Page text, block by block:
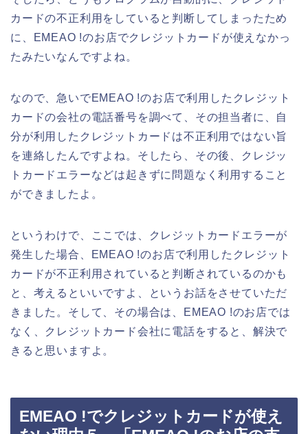
カードの不正利用をしていると判断してしまったため
に、EMEAO !のお店でクレジットカードが使えなかっ
たみたいなんですよね。
なので、急いでEMEAO !のお店で利用したクレジット
カードの会社の電話番号を調べて、その担当者に、自
分が利用したクレジットカードは不正利用ではない旨
を連絡したんですよね。そしたら、その後、クレジッ
トカードエラーなどは起きずに問題なく利用すること
ができましたよ。
というわけで、ここでは、クレジットカードエラーが
発生した場合、EMEAO !のお店で利用したクレジット
カードが不正利用されていると判断されているのかも
と、考えるといいですよ、というお話をさせていただ
きました。そして、その場合は、EMEAO !のお店では
なく、クレジットカード会社に電話をすると、解決で
きると思いますよ。
EMEAO !でクレジットカードが使え